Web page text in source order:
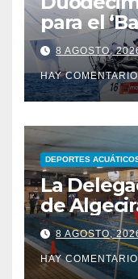
para el
Marítimo
44ª Copa
8 AGOSTO,
HAY
DEPORTES
La
de
para los
de
edades
8 AGOSTO,
HAY